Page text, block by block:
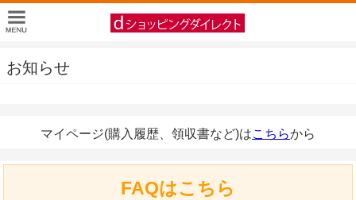
お知らせ
マイページ(購入履歴、領収書など)はこちらから
FAQはこちら